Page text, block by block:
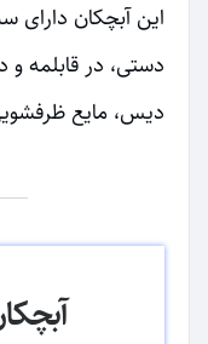
این آبچکان
دستی، در قابلمه و
دیس، مایع